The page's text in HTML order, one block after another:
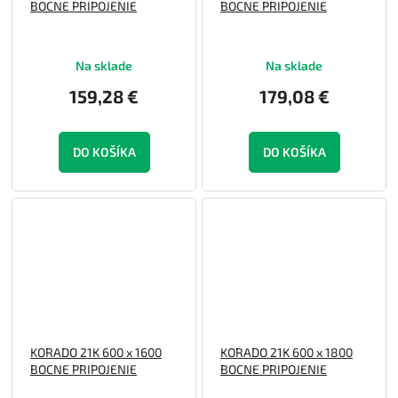
BOCNE PRIPOJENIE
Na sklade
159,28 €
DO KOŠÍKA
BOCNE PRIPOJENIE
Na sklade
179,08 €
DO KOŠÍKA
KORADO 21K 600 x 1600
BOCNE PRIPOJENIE
KORADO 21K 600 x 1800
BOCNE PRIPOJENIE